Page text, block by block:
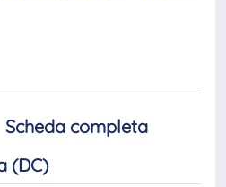
Scheda completa
(DC)